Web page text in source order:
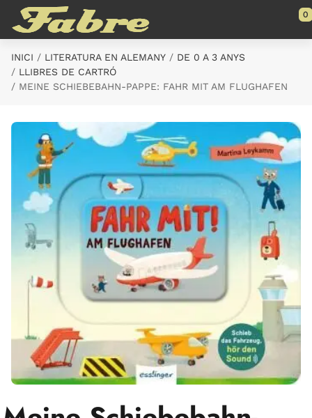
Saltar al contenido principal
0
INICI LITERATURA EN ALEMANY
DE 0 A 3 ANYS
LLIBRES DE CARTRÓ
MEINE SCHIEBEBAHN-PAPPE: FAHR MIT AM FLUGHAFEN